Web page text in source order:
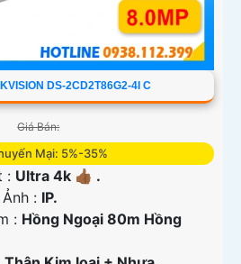
DS-2CD2T86G2-4I C
Giá Bán:
Mại: 5%-35%
: Ultra 4k 👍🏾 .
: IP.
: Hồng Ngoại 80m Hồng